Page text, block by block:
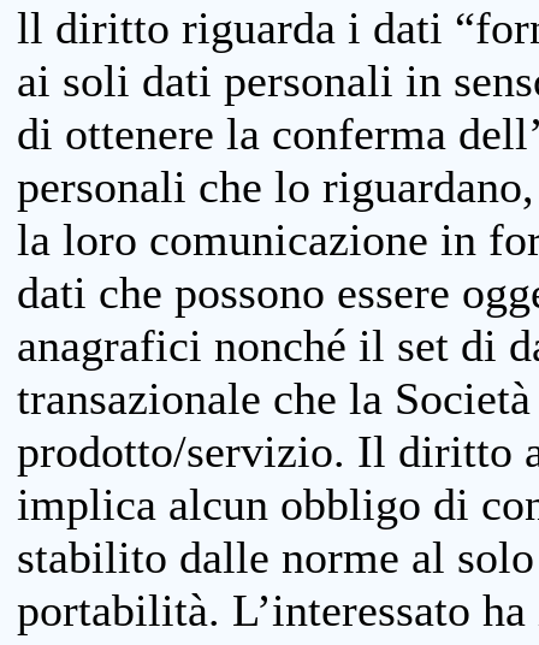
ll diritto riguarda i dati
ai soli dati personali in
di ottenere la conferma
personali che lo
la loro comunicazione in
dati che possono essere
anagrafici nonché il set di
transazionale che la
prodotto/servizio. Il diritto
implica alcun obbligo di
stabilito dalle norme al
portabilità. L’interessato